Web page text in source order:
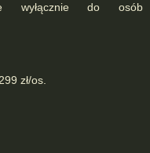
wyłącznie do osób
zł/os.